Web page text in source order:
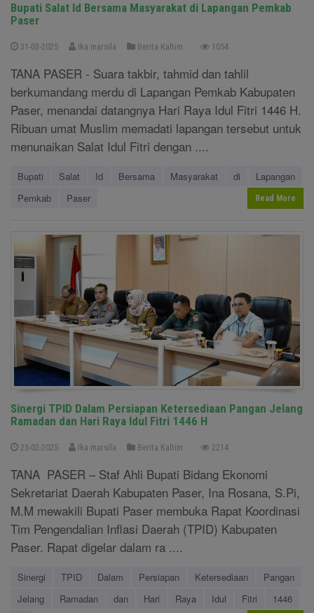
Bupati Salat Id Bersama Masyarakat di Lapangan Pemkab
Paser
31-03-2025 Ika marsila Berita Kaltim 1054
TANA PASER - Suara takbir, tahmid dan tahlil
berkumandang merdu di Lapangan Pemkab Kabupaten
Paser, menandai datangnya Hari Raya Idul Fitri 1446 H.
Ribuan umat Muslim memadati lapangan tersebut untuk
menunaikan Salat Idul Fitri dengan ....
Bupati Salat Id Bersama Masyarakat di
Lapangan
Pemkab
Paser Read More
Sinergi TPID Dalam Persiapan Ketersediaan Pangan Jelang
Ramadan dan Hari Raya Idul Fitri 1446 H
25-02-2025 Ika marsila Berita Kaltim 2214
TANA PASER – Staf Ahli Bupati Bidang Ekonomi
Sekretariat Daerah Kabupaten Paser, Ina Rosana, S.Pi,
M.M mewakili Bupati Paser membuka Rapat Koordinasi
Tim Pengendalian Inflasi Daerah (TPID) Kabupaten
Paser. Rapat digelar dalam ra ....
Sinergi TPID Dalam Persiapan Ketersediaan
Pangan
Jelang
Ramadan dan Hari Raya Idul Fitri
1446